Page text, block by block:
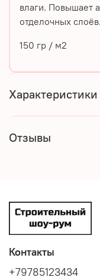
влаги. Повышает
отделочных слоёв.
150 гp / м2
Характеристики
Отзывы
Контакты
+79785123434